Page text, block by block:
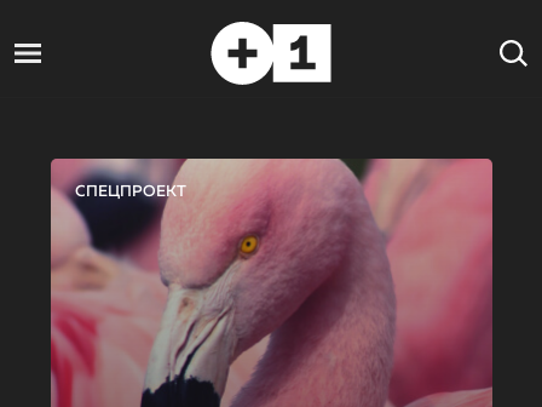
СПЕЦПРОЕКТ